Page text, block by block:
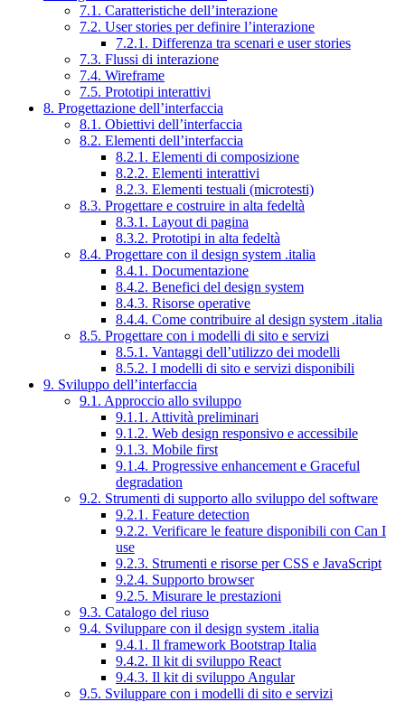
7.1. Caratteristiche dell’interazione
7.2. User stories per definire l’interazione
7.2.1. Differenza tra scenari e user stories
7.3. Flussi di interazione
7.4. Wireframe
7.5. Prototipi interattivi
8. Progettazione dell’interfaccia
8.1. Obiettivi dell’interfaccia
8.2. Elementi dell’interfaccia
8.2.1. Elementi di composizione
8.2.2. Elementi interattivi
8.2.3. Elementi testuali (microtesti)
8.3. Progettare e costruire in alta fedeltà
8.3.1. Layout di pagina
8.3.2. Prototipi in alta fedeltà
8.4. Progettare con il design system .italia
8.4.1. Documentazione
8.4.2. Benefici del design system
8.4.3. Risorse operative
8.4.4. Come contribuire al design system .italia
8.5. Progettare con i modelli di sito e servizi
8.5.1. Vantaggi dell’utilizzo dei modelli
8.5.2. I modelli di sito e servizi disponibili
9. Sviluppo dell’interfaccia
9.1. Approccio allo sviluppo
9.1.1. Attività preliminari
9.1.2. Web design responsivo e accessibile
9.1.3. Mobile first
9.1.4. Progressive enhancement e Graceful
degradation
9.2. Strumenti di supporto allo sviluppo del software
9.2.1. Feature detection
9.2.2. Verificare le feature disponibili con Can I
use
9.2.3. Strumenti e risorse per CSS e JavaScript
9.2.4. Supporto browser
9.2.5. Misurare le prestazioni
9.3. Catalogo del riuso
9.4. Sviluppare con il design system .italia
9.4.1. Il framework Bootstrap Italia
9.4.2. Il kit di sviluppo React
9.4.3. Il kit di sviluppo Angular
9.5. Sviluppare con i modelli di sito e servizi